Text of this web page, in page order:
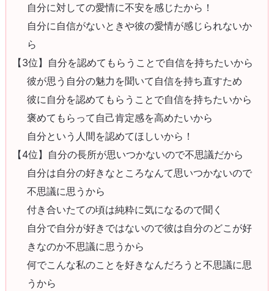
自分に対しての愛情に不安を感じたから！
自分に自信がないときや彼の愛情が感じられないか
ら
【3位】自分を認めてもらうことで自信を持ちたいから
彼が思う自分の魅力を聞いて自信を持ち直すため
彼に自分を認めてもらうことで自信を持ちたいから
褒めてもらって自己肯定感を高めたいから
自分という人間を認めてほしいから！
【4位】自分の長所が思いつかないので不思議だから
自分は自分の好きなところなんて思いつかないので
不思議に思うから
付き合いたての頃は純粋に気になるので聞く
自分で自分が好きではないので彼は自分のどこが好
きなのか不思議に思うから
何でこんな私のことを好きなんだろうと不思議に思
うから